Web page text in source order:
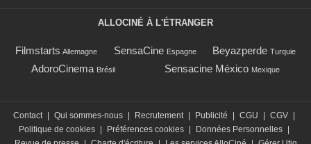
ALLOCINÉ À L'ÉTRANGER
Filmstarts Allemagne SensaCine Espagne Beyazperde Turquie
AdoroCinema Brésil Sensacine México Mexique
Contact | Qui sommes-nous | Recrutement | Publicité | CGU | CGV |
Politique de cookies | Préférences cookies | Données Personnelles |